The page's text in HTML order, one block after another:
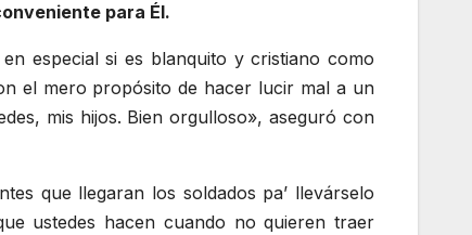
para Él.
especial si es blanquito y cristiano como
el mero propósito de hacer lucir mal a un
mis hijos. Bien orgulloso», aseguró con
que llegaran los soldados pa’ llevárselo
ustedes hacen cuando no quieren traer